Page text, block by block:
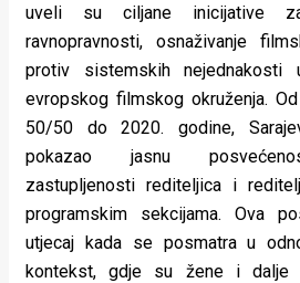
Urban
Places
Aktivizam
Aktuelnosti
Promo
About
uveli su ciljane inicijative
ravnopravnosti, osnaživanje
protiv sistemskih nejednakosti
evropskog filmskog okruženja.
50/50 do 2020. godine,
pokazao jasnu
zastupljenosti rediteljica i
programskim sekcijama. Ova
utjecaj kada se posmatra u
kontekst, gdje su žene i dalje